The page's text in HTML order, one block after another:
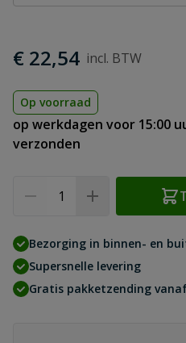
€ 22,54
Op voorraad
op werkdagen voor 15:00
verzonden
Bezorging in binnen- en
Supersnelle levering
Gratis pakketzending